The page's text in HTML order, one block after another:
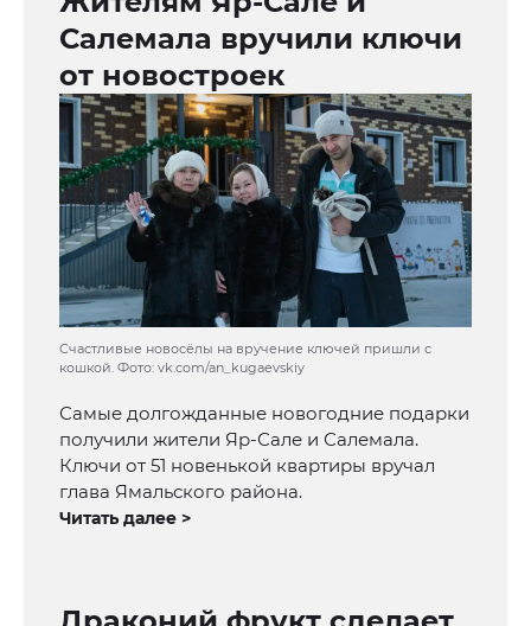
Салемала вручили ключи
от новостроек
Счастливые новосёлы на вручение ключей пришли с
кошкой. Фото: vk.com/an_kugaevskiy
Самые долгожданные новогодние подарки
получили жители Яр-Сале и Салемала.
Ключи от 51 новенькой квартиры вручал
глава Ямальского района.
Читать далее >